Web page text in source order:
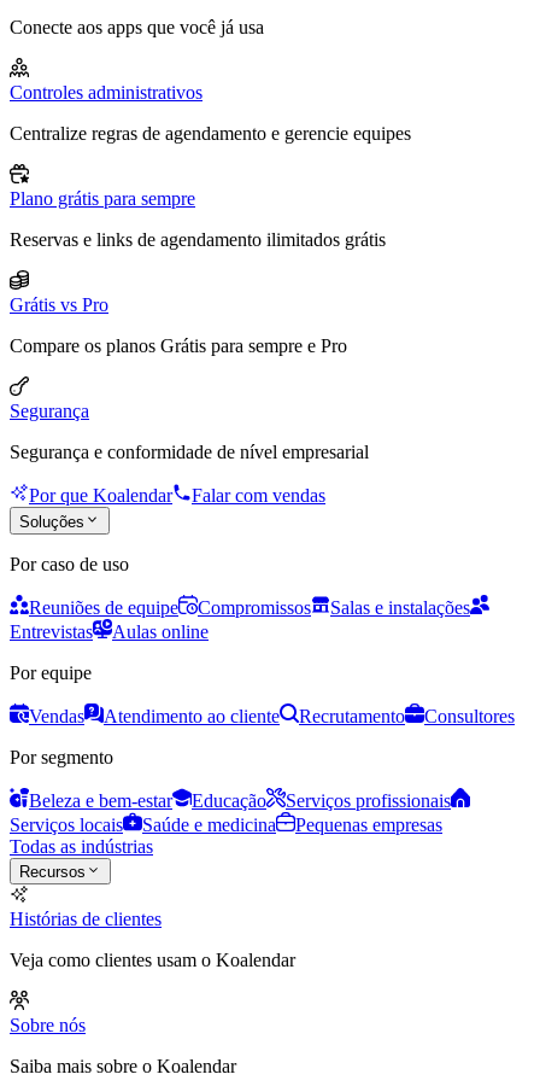
Conecte aos apps que você já usa
Controles administrativos
Centralize regras de agendamento e gerencie equipes
Plano grátis para sempre
Reservas e links de agendamento ilimitados grátis
Grátis vs Pro
Compare os planos Grátis para sempre e Pro
Segurança
Segurança e conformidade de nível empresarial
Por que Koalendar Falar com vendas
Soluções
Por caso de uso
Reuniões de equipe Compromissos
Salas e instalações
Entrevistas
Aulas online
Por equipe
Vendas Atendimento ao cliente Recrutamento
Consultores
Por segmento
Beleza e bem-estar Educação
Serviços profissionais
Serviços locais
Saúde e medicina
Pequenas empresas
Todas as indústrias
Recursos
Histórias de clientes
Veja como clientes usam o Koalendar
Sobre nós
Saiba mais sobre o Koalendar